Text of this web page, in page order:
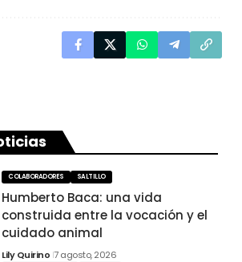
COLABORADORES SALTILLO
Humberto Baca: una vida
construida entre la vocación y el
cuidado animal
Lily Quirino 7 agosto, 2026